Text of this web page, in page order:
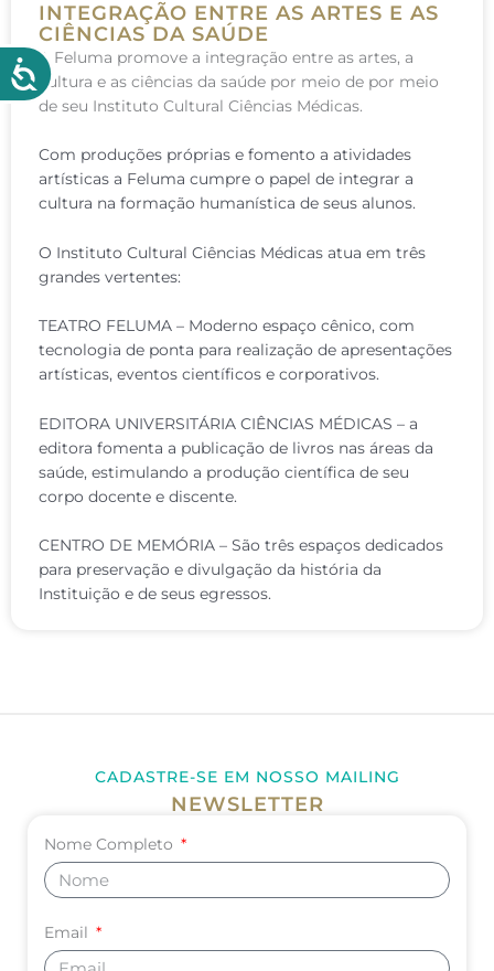
INTEGRAÇÃO ENTRE AS ARTES E AS
CIÊNCIAS DA SAÚDE
A Feluma promove a integração entre as artes, a
cultura e as ciências da saúde por meio de por meio
de seu Instituto Cultural Ciências Médicas.
Com produções próprias e fomento a atividades
artísticas a Feluma cumpre o papel de integrar a
cultura na formação humanística de seus alunos.
O Instituto Cultural Ciências Médicas atua em três
grandes vertentes:
TEATRO FELUMA – Moderno espaço cênico, com
tecnologia de ponta para realização de apresentações
artísticas, eventos científicos e corporativos.
EDITORA UNIVERSITÁRIA CIÊNCIAS MÉDICAS – a
editora fomenta a publicação de livros nas áreas da
saúde, estimulando a produção científica de seu
corpo docente e discente.
CENTRO DE MEMÓRIA – São três espaços dedicados
para preservação e divulgação da história da
Instituição e de seus egressos.
CADASTRE-SE EM NOSSO MAILING
NEWSLETTER
Nome Completo
Email